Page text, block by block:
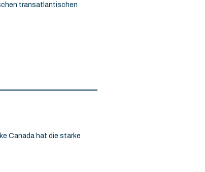
transatlantischen
Canada hat die starke